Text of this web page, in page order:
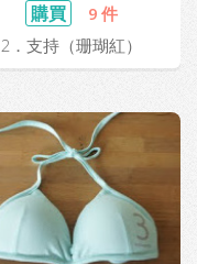
購買
9 件
2．支持（珊瑚紅）